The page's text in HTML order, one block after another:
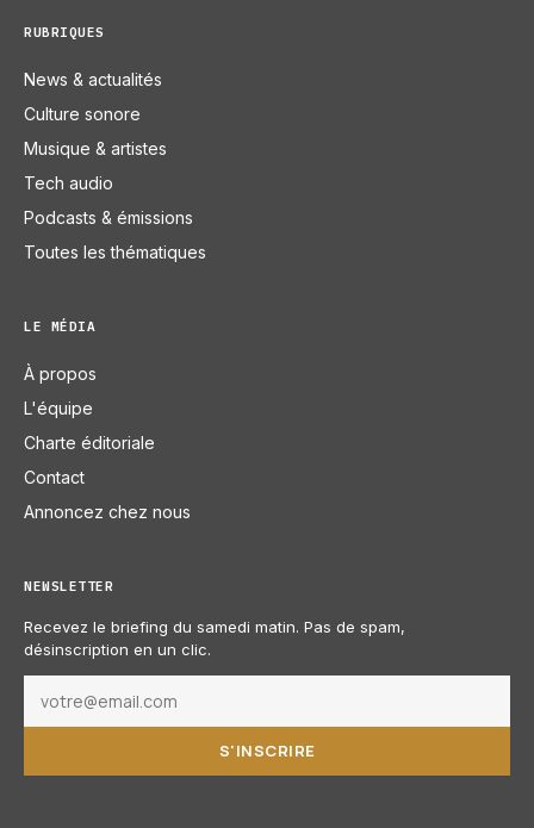
RUBRIQUES
News & actualités
Culture sonore
Musique & artistes
Tech audio
Podcasts & émissions
Toutes les thématiques
LE MÉDIA
À propos
L'équipe
Charte éditoriale
Contact
Annoncez chez nous
NEWSLETTER
Recevez le briefing du samedi matin. Pas de spam,
désinscription en un clic.
S'INSCRIRE